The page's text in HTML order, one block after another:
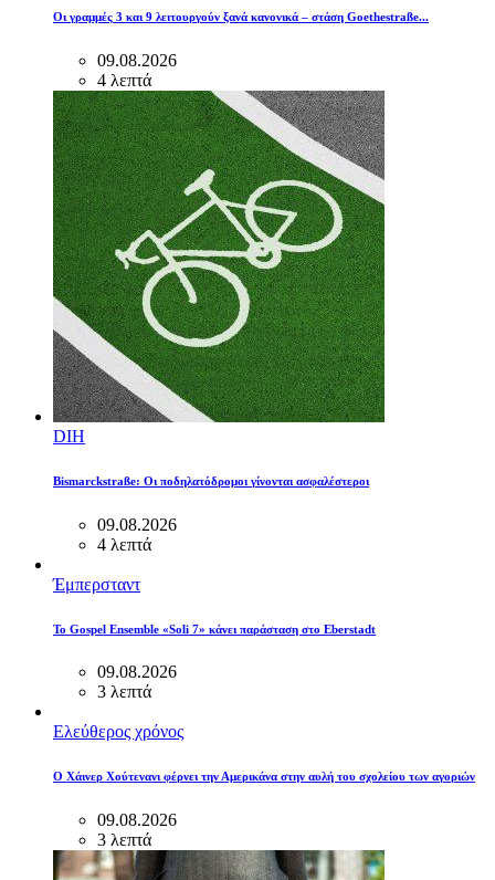
Οι γραμμές 3 και 9 λειτουργούν ξανά κανονικά – στάση Goethestraße...
09.08.2026
4 λεπτά
DIH
Bismarckstraße: Οι ποδηλατόδρομοι γίνονται ασφαλέστεροι
09.08.2026
4 λεπτά
Έμπερσταντ
Το Gospel Ensemble «Soli 7» κάνει παράσταση στο Eberstadt
09.08.2026
3 λεπτά
Ελεύθερος χρόνος
Ο Χάινερ Χούτενανι φέρνει την Αμερικάνα στην αυλή του σχολείου των αγοριών
09.08.2026
3 λεπτά